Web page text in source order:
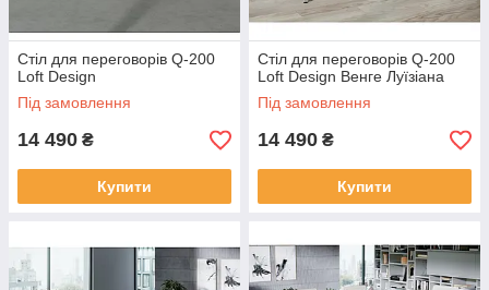
Стіл для переговорів Q-200
Loft Design
Під замовлення
14 490 ₴
Купити
Стіл для переговорів Q-200
Loft Design Венге Луїзіана
Під замовлення
14 490 ₴
Купити